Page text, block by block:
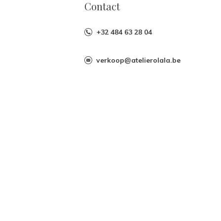
Contact
+32 484 63 28 04
verkoop@atelierolala.be